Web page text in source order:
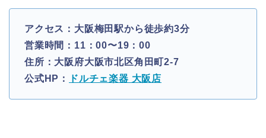
アクセス：大阪梅田駅から徒歩約3分
営業時間：11：00〜19：00
住所：大阪府大阪市北区角田町2-7
公式HP：
ドルチェ楽器 大阪店